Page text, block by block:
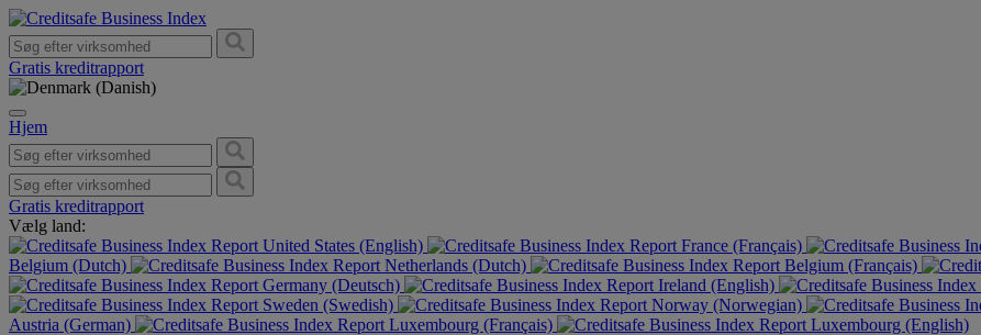
Gratis kreditrapport
Hjem
Gratis kreditrapport
Vælg land:
United States (English)
France (Français)
Belgium (Dutch)
Netherlands (Dutch) Belgium (Français)
Germany (Deutsch)
Ireland (English)
Sweden (Swedish)
Norway (Norwegian)
Austria (German)
Luxembourg (Français) Luxembourg (English)